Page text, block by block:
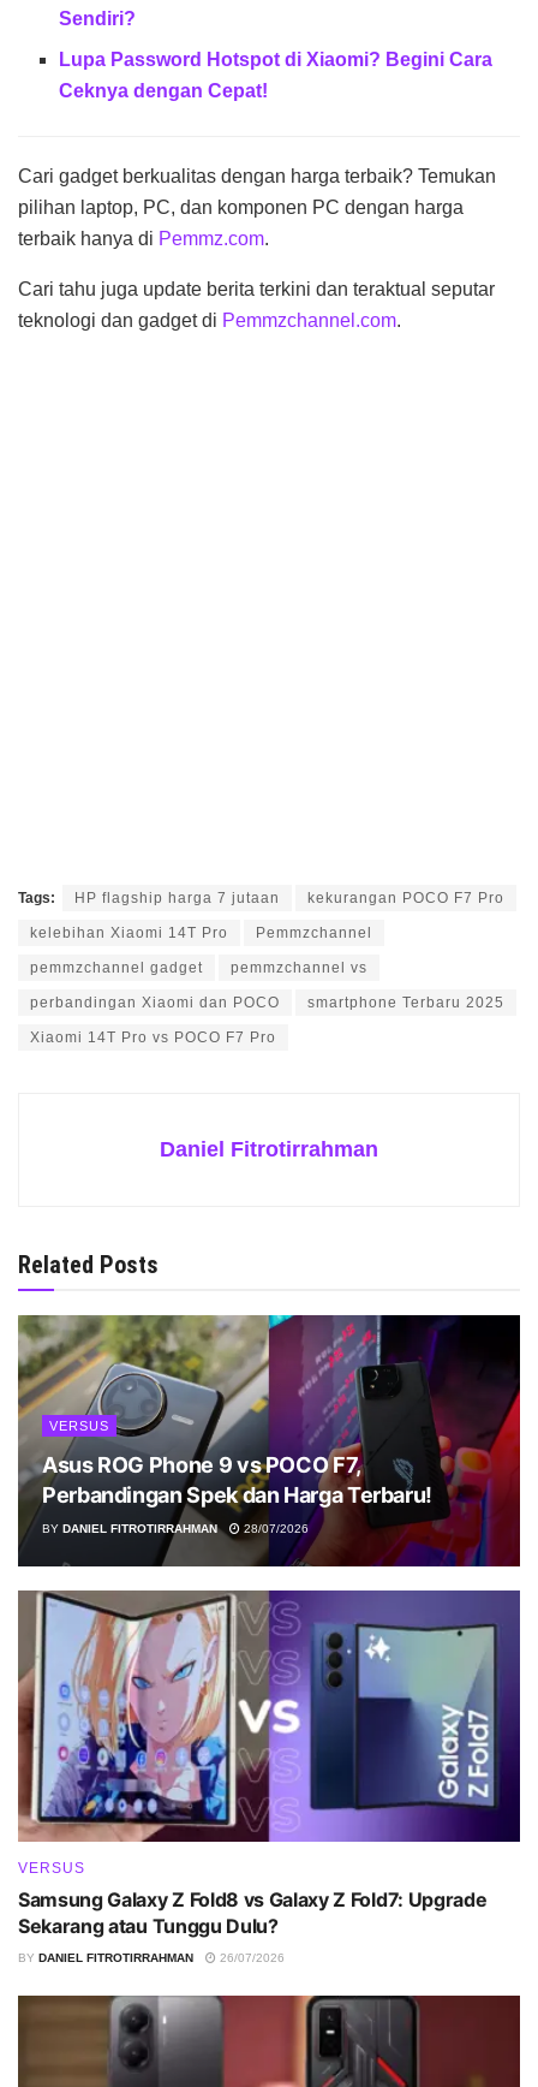
Sendiri?
Lupa Password Hotspot di Xiaomi? Begini Cara
Ceknya dengan Cepat!
Cari gadget berkualitas dengan harga terbaik? Temukan
pilihan laptop, PC, dan komponen PC dengan harga
terbaik hanya di Pemmz.com.
Cari tahu juga update berita terkini dan teraktual seputar
teknologi dan gadget di Pemmzchannel.com.
Tags: HP flagship harga 7 jutaan kekurangan POCO F7 Pro
kelebihan Xiaomi 14T Pro Pemmzchannel
pemmzchannel gadget pemmzchannel vs
perbandingan Xiaomi dan POCO smartphone Terbaru 2025
Xiaomi 14T Pro vs POCO F7 Pro
Daniel Fitrotirrahman
Related Posts
VERSUS
Asus ROG Phone 9 vs POCO F7,
Perbandingan Spek dan Harga Terbaru!
BY DANIEL FITROTIRRAHMAN 28/07/2026
VERSUS
Samsung Galaxy Z Fold8 vs Galaxy Z Fold7: Upgrade
Sekarang atau Tunggu Dulu?
BY DANIEL FITROTIRRAHMAN 26/07/2026